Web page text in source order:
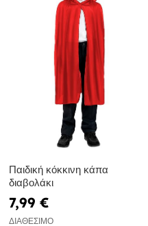
Παιδική κόκκινη κάπα
διαβολάκι
7,99 €
ΔΙΑΘΈΣΙΜΟ